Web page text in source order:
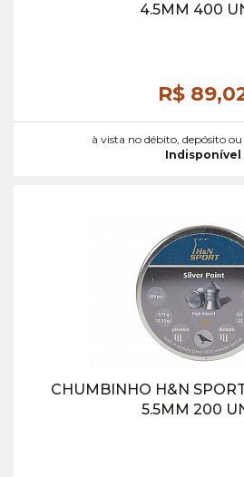
4.5MM 400
R$ 89,
à vista no débito, depósito
Indisponível
CHUMBINHO H&N
5.5MM 200